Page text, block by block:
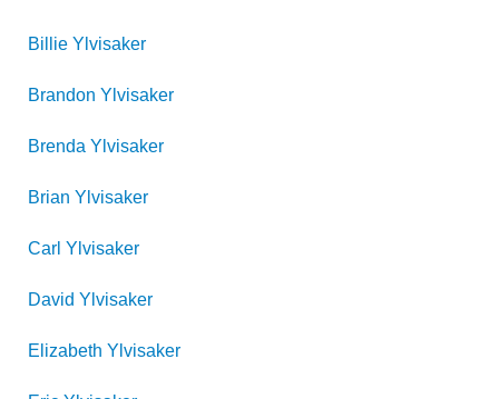
Billie Ylvisaker
Brandon Ylvisaker
Brenda Ylvisaker
Brian Ylvisaker
Carl Ylvisaker
David Ylvisaker
Elizabeth Ylvisaker